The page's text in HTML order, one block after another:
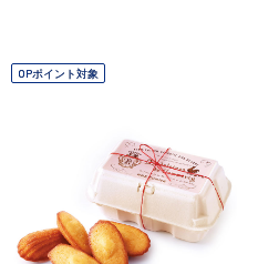
OPポイント対象